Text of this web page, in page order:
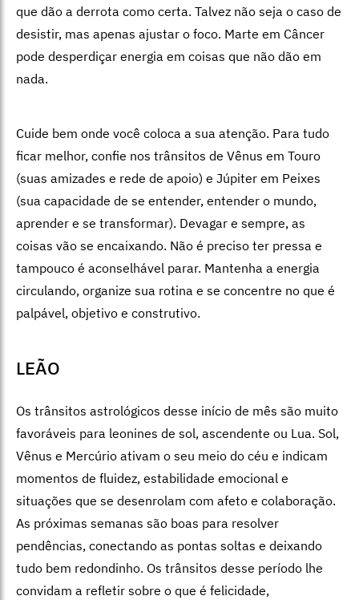
que dão a derrota como certa. Talvez não seja o caso de
desistir, mas apenas ajustar o foco. Marte em Câncer
pode desperdiçar energia em coisas que não dão em
nada.
Cuide bem onde você coloca a sua atenção. Para tudo
ficar melhor, confie nos trânsitos de Vênus em Touro
(suas amizades e rede de apoio) e Júpiter em Peixes
(sua capacidade de se entender, entender o mundo,
aprender e se transformar). Devagar e sempre, as
coisas vão se encaixando. Não é preciso ter pressa e
tampouco é aconselhável parar. Mantenha a energia
circulando, organize sua rotina e se concentre no que é
palpável, objetivo e construtivo.
LEÃO
Os trânsitos astrológicos desse início de mês são muito
favoráveis para leonines de sol, ascendente ou Lua. Sol,
Vênus e Mercúrio ativam o seu meio do céu e indicam
momentos de fluidez, estabilidade emocional e
situações que se desenrolam com afeto e colaboração.
As próximas semanas são boas para resolver
pendências, conectando as pontas soltas e deixando
tudo bem redondinho. Os trânsitos desse período lhe
convidam a refletir sobre o que é felicidade,